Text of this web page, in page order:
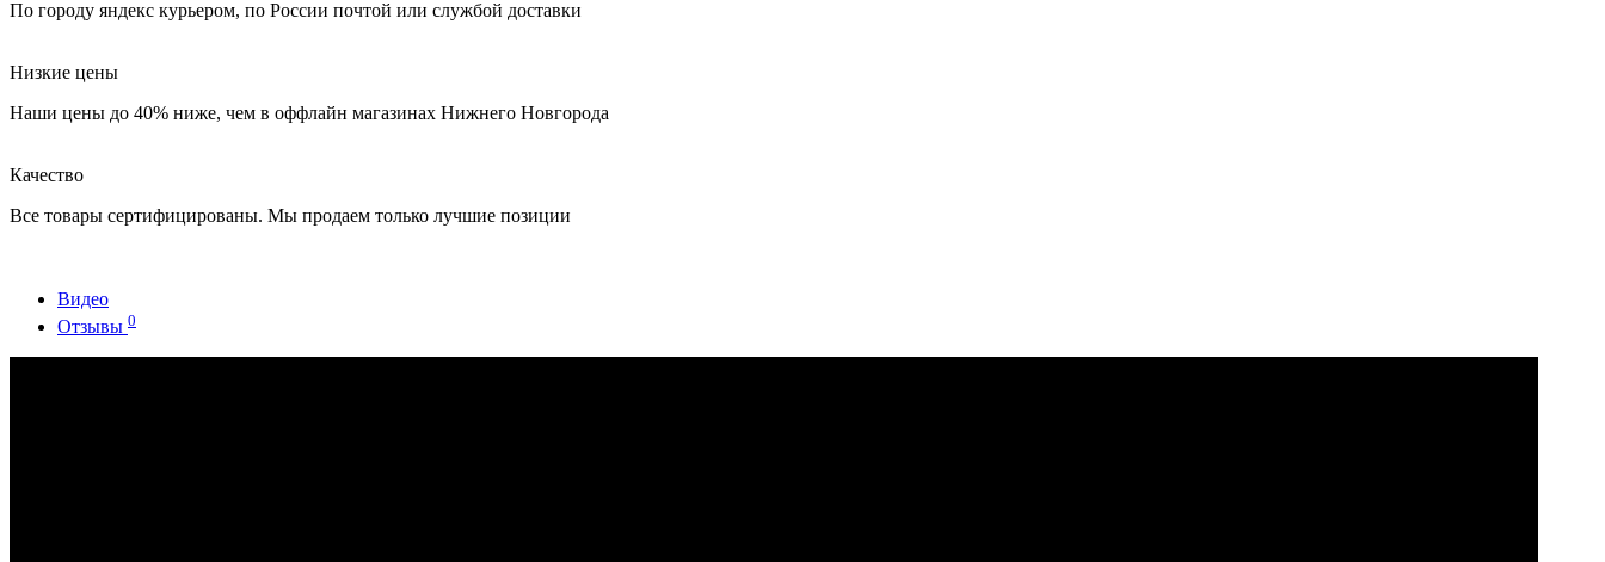
По городу яндекс курьером, по России почтой или службой доставки
Низкие цены
Наши цены до 40% ниже, чем в оффлайн магазинах Нижнего Новгорода
Качество
Все товары сертифицированы. Мы продаем только лучшие позиции
Видео
Отзывы 0